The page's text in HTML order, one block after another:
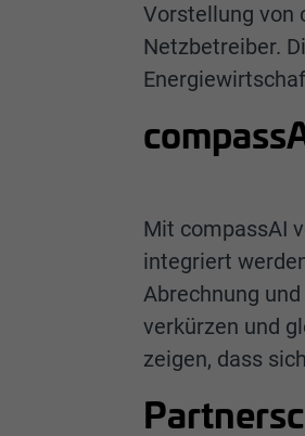
Vorstellung von
Netzbetreiber.
Mit compassAI
integriert
Abrechnung
verkürzen und
zeigen, dass